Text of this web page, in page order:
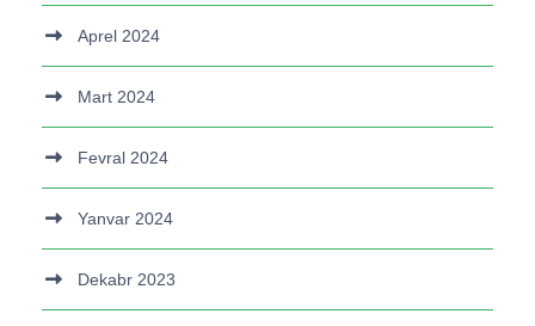
Aprel 2024
Mart 2024
Fevral 2024
Yanvar 2024
Dekabr 2023